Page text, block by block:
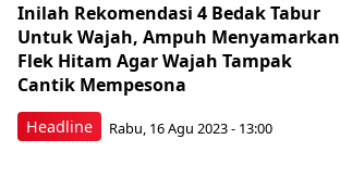
Headline
Inilah Rekomendasi 4 Bedak Tabur
Untuk Wajah, Ampuh Menyamarkan
Flek Hitam Agar Wajah Tampak
Cantik Mempesona
Rabu, 16 Agu 2023 - 13:00